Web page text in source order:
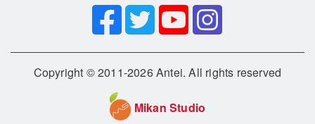
Copyright © 2011-2026 Antei. All rights reserved
Mikan Studio